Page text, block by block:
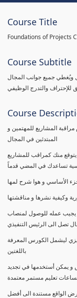
Course Title
Course Subtitle
ويُغطي جميع جوانب المجال
للإحتراف والتدرج الوظيفي
Course
المشاريع للمهتمين و
المبتدئين في المجال
يتوقع منك كمراقب للمشاريع
تساعدك في المضي قدماً
وكيفية نشرها و مناقشتها
يجيب عمله للوصول لمنصاب
تصل الى الرئيس التنفيذي
ليشمل الكورس المعرفة
باللغتين
و يمكن أستخدمها في تجديد
تعليم مستمر معتمدة
الواقع مستندة الى أفضل